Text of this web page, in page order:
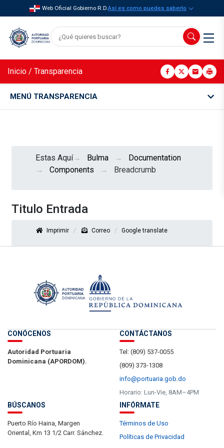
Web Oficial Gobierno R.D.Así es como puedes saberlo
Inicio / Transparencia
MENÚ TRANSPARENCIA
Estas Aquí Bulma
Documentation
Components
Breadcrumb
Titulo Entrada
Imprimir Correo Google translate
CONÓCENOS
Autoridad Portuaria
Dominicana (APORDOM).
CONTÁCTANOS
Tel: (809) 537-0055
(809) 373-1308
info@portuaria.gob.do
Horario: Lun-Vie, 8AM–4PM
BÚSCANOS
Puerto Río Haina, Margen
Oriental, Km 13 1/2 Carr. Sánchez.
INFÓRMATE
Términos de Uso
Políticas de Privacidad